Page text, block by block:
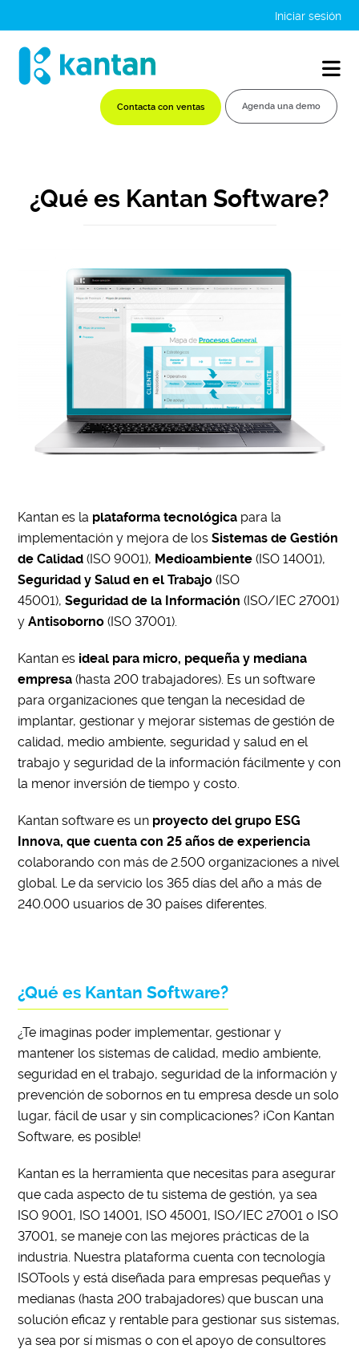
Iniciar sesión
Contacta con ventas Agenda una demo
¿Qué es Kantan Software?
Kantan es la plataforma tecnológica para la
implementación y mejora de losSistemas de Gestión
de Calidad (ISO 9001), Medioambiente (ISO 14001),
Seguridad y Salud en el Trabajo (ISO
45001), Seguridad de la Información (ISO/IEC 27001)
yAntisoborno (ISO 37001).
Kantan es ideal para micro, pequeña y mediana
empresa (hasta 200 trabajadores). Es un software
para organizaciones que tengan la necesidad de
implantar, gestionar y mejorar sistemas de gestión de
calidad, medio ambiente, seguridad y salud en el
trabajo y seguridad de la información fácilmente y con
la menor inversión de tiempo y costo.
Kantan software es un proyecto del grupo ESG
Innova, que cuenta con 25 años de experiencia
colaborando con más de 2.500 organizaciones a nivel
global. Le da servicio los 365 días del año a más de
240.000 usuarios de 30 países diferentes.
¿Qué es Kantan Software?
¿Te imaginas poder implementar, gestionar y
mantener los sistemas de calidad, medio ambiente,
seguridad en el trabajo, seguridad de la información y
prevención de sobornos en tu empresa desde un solo
lugar, fácil de usar y sin complicaciones? ¡Con Kantan
Software, es posible!
Kantan es la herramienta que necesitas para asegurar
que cada aspecto de tu sistema de gestión, ya sea
ISO 9001, ISO 14001, ISO 45001, ISO/IEC 27001 o ISO
37001, se maneje con las mejores prácticas de la
industria. Nuestra plataforma cuenta con tecnología
ISOTools y está diseñada para empresas pequeñas y
medianas (hasta 200 trabajadores) que buscan una
solución eficaz y rentable para gestionar sus sistemas,
ya sea por sí mismas o con el apoyo de consultores